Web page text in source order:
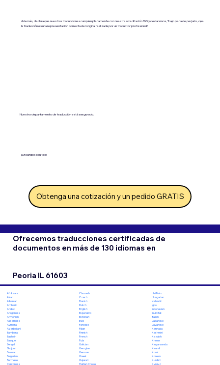
Además, declara que nuestras traducciones cumplen plenamente con nuestra acreditación ISO y declaramos, "bajo pena de perjurio, que
la traducción es una representación correcta del original realizada por un traductor profesional".
Nuestro departamento de traducción está asegurado.
¡Sin cargos ocultos!
Obtenga una cotización y un pedido GRATIS
Ofrecemos traducciones certificadas de
documentos en más de 130 idiomas en
Peoria IL 61603
Afrikaans
Akan
Albanian
Amharic
Arabic
Aragonese
Armenian
Assamese
Aymara
Azerbaijani
Bambara
Bashkir
Basque
Bengali
Bhojpuri
Bosnian
Bulgarian
Burmese
Cantonese
Chuvash
Czech
Danish
Dutch
English
Esperanto
Estonian
Ewe
Faroese
Fijian
Finnish
French
Fula
Galician
Georgian
German
Greek
Gujarati
Haitian Creole
Hiri Motu
Hungarian
Icelandic
Igbo
Indonesian
Inuktitut
Italian
Japanese
Javanese
Kannada
Kashmiri
Kazakh
Khmer
Kinyarwanda
Kirundi
Komi
Korean
Kurdish
Kyrgyz